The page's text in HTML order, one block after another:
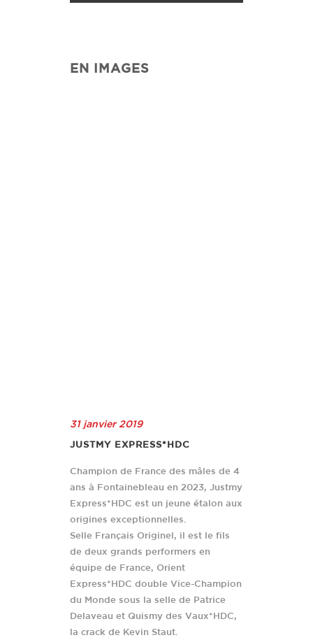
EN IMAGES
31 janvier 2019
JUSTMY EXPRESS*HDC
Champion de France des mâles de 4
ans à Fontainebleau en 2023, Justmy
Express*HDC est un jeune étalon aux
origines exceptionnelles.
Selle Français Originel, il est le fils
de deux grands performers en
équipe de France, Orient
Express*HDC double Vice-Champion
du Monde sous la selle de Patrice
Delaveau et Quismy des Vaux*HDC,
la crack de Kevin Staut.